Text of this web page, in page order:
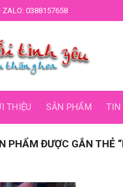
ZALO: 0388157658
THIỆU SẢN PHẨM TIN
PHẨM ĐƯỢC GẮN THẺ